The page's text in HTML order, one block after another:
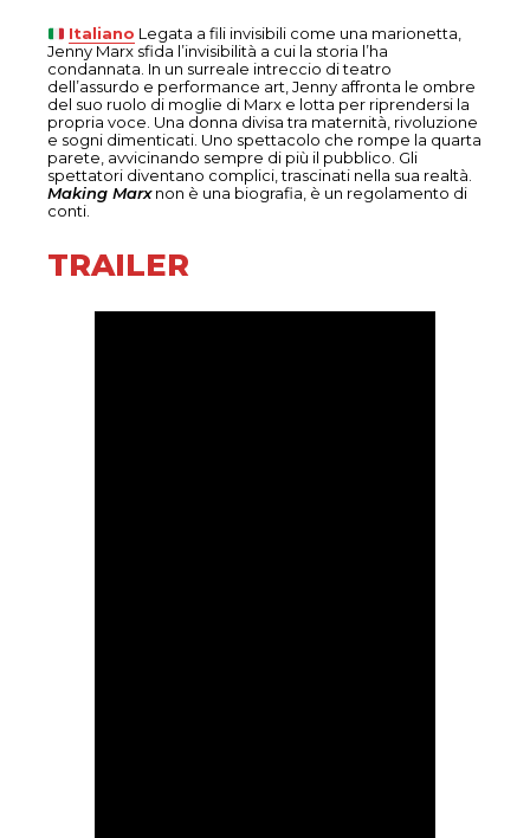
Italiano Legata a fili invisibili come una marionetta,
Jenny Marx sfida l’invisibilità a cui la storia l’ha
condannata. In un surreale intreccio di teatro
dell’assurdo e performance art, Jenny affronta le ombre
del suo ruolo di moglie di Marx e lotta per riprendersi la
propria voce. Una donna divisa tra maternità, rivoluzione
e sogni dimenticati. Uno spettacolo che rompe la quarta
parete, avvicinando sempre di più il pubblico. Gli
spettatori diventano complici, trascinati nella sua realtà.
Making Marxnon è una biografia, è un regolamento di
conti.
TRAILER